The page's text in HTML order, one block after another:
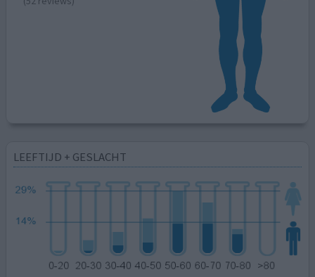
LEEFTIJD + GESLACHT